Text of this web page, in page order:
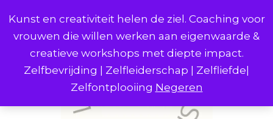
Kunst en creativiteit helen de ziel. Coaching voor
vrouwen die willen werken aan eigenwaarde &
creatieve workshops met diepte impact.
Zelfbevrijding | Zelfleiderschap | Zelfliefde|
Zelfontplooiing Negeren